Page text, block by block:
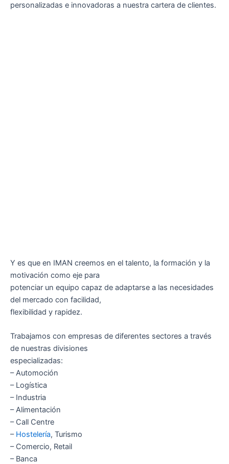
personalizadas e innovadoras a nuestra cartera de clientes.
Y es que en IMAN creemos en el talento, la formación y la
motivación como eje para
potenciar un equipo capaz de adaptarse a las necesidades
del mercado con facilidad,
flexibilidad y rapidez.
Trabajamos con empresas de diferentes sectores a través
de nuestras divisiones
especializadas:
– Automoción
– Logística
– Industria
– Alimentación
– Call Centre
– Hostelería, Turismo
– Comercio, Retail
– Banca